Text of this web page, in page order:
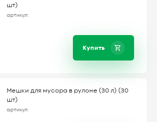
шт)
артикул:
Купить
Мешки для мусора в рулоне (30 л) (30
шт)
артикул: